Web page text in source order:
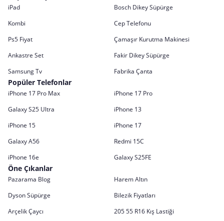
iPad
Bosch Dikey Süpürge
Kombi
Cep Telefonu
Ps5 Fiyat
Çamaşır Kurutma Makinesi
Ankastre Set
Fakir Dikey Süpürge
Samsung Tv
Fabrika Çanta
Popüler Telefonlar
iPhone 17 Pro Max
iPhone 17 Pro
Galaxy S25 Ultra
iPhone 13
iPhone 15
iPhone 17
Galaxy A56
Redmi 15C
iPhone 16e
Galaxy S25FE
Öne Çıkanlar
Pazarama Blog
Harem Altın
Dyson Süpürge
Bilezik Fiyatları
Arçelik Çaycı
205 55 R16 Kış Lastiği